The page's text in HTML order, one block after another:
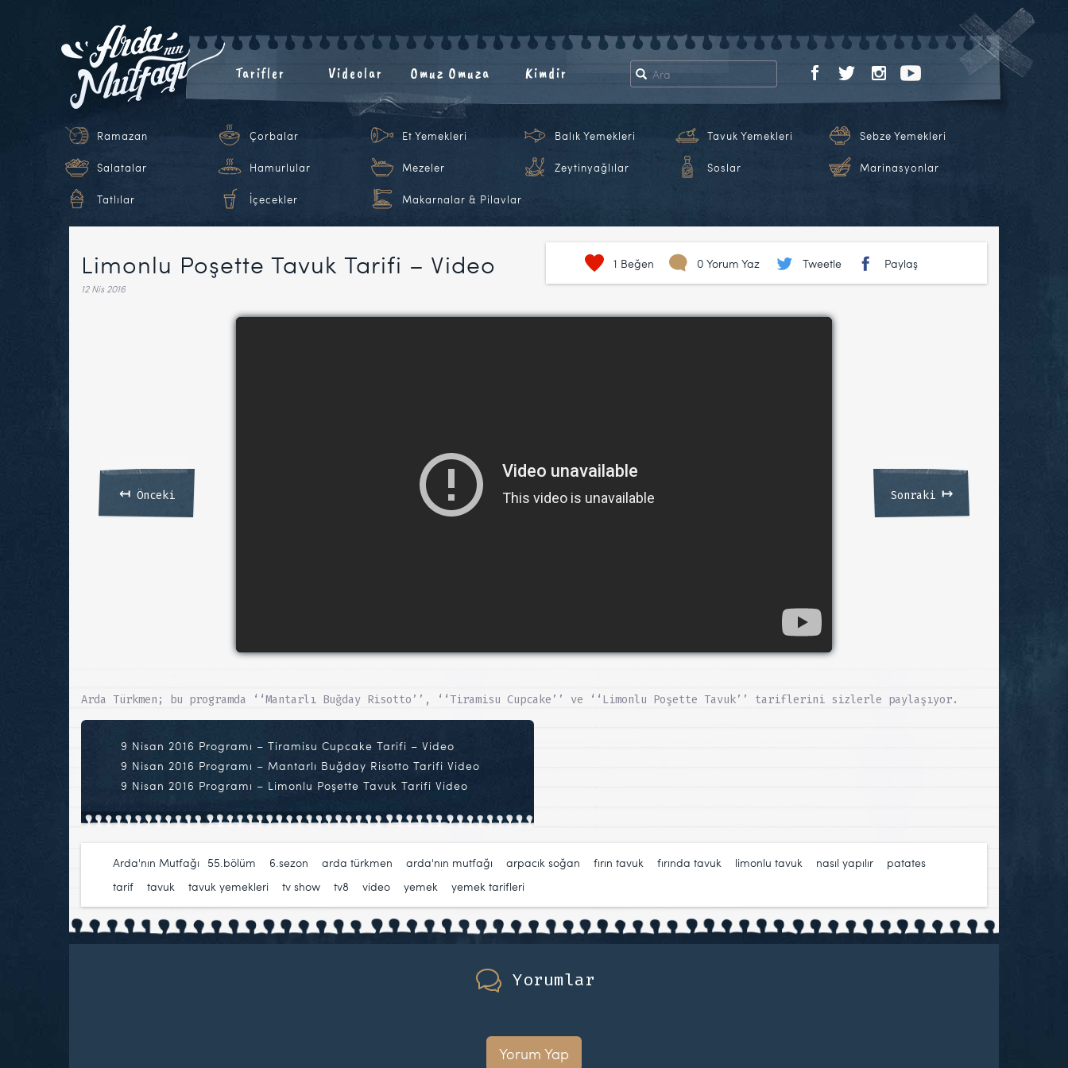
Tarifler Videolar Omuz Omuza Kimdir
Ramazan Çorbalar Et Yemekleri Balık Yemekleri Tavuk Yemekleri Sebze Yemekleri
Salatalar Hamurlular Mezeler Zeytinyağlılar Soslar Marinasyonlar
Tatlılar İçecekler Makarnalar & Pilavlar
Limonlu Poşette Tavuk Tarifi – Video
12 Nis 2016
1 Beğen 0 Yorum Yaz Tweetle Paylaş
↤Önceki Sonraki ↦
Arda Türkmen; bu programda ‘‘Mantarlı Buğday Risotto’’, ‘‘Tiramisu Cupcake’’ ve ‘‘Limonlu Poşette Tavuk’’ tariflerini sizlerle paylaşıyor.
9 Nisan 2016 Programı – Tiramisu Cupcake Tarifi – Video
9 Nisan 2016 Programı – Mantarlı Buğday Risotto Tarifi Video
9 Nisan 2016 Programı – Limonlu Poşette Tavuk Tarifi Video
Arda'nın Mutfağı 55.bölüm 6.sezon arda türkmen arda'nın mutfağı arpacık soğan fırın tavuk fırında tavuk limonlu tavuk nasıl yapılır patates
tarif
tavuk tavuk yemekleri tv show tv8 video yemek yemek tarifleri
Yorumlar
Yorum Yap